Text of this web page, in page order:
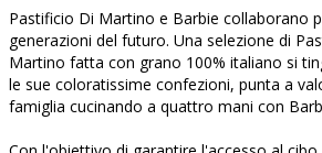
Pastificio Di Martino e Barbie collaborano
generazioni del futuro. Una selezione di
Martino fatta con grano 100% italiano si
le sue coloratissime confezioni, punta a
famiglia cucinando a quattro mani con